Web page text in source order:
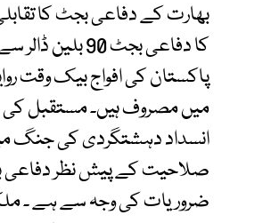
بھارت کے دفاعی بجٹ کا
کا دفاعی بجٹ
پاکستان کی افواج بیک وقت
میں مصروف ہیں۔ مستقبل
انسداد دہشتگردی کی جنگ
صلاحیت کے پیش نظر دفاعی
ضروریات کی وجہ سے ہے ۔